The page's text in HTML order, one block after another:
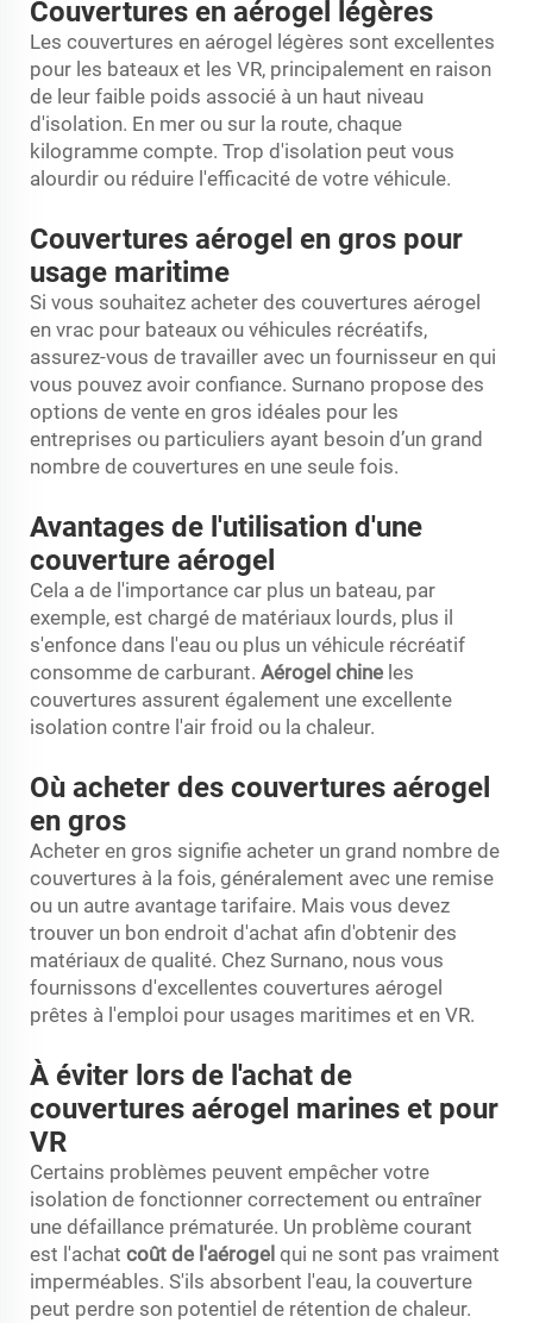
Couvertures en aérogel légères
Les couvertures en aérogel légères sont excellentes
pour les bateaux et les VR, principalement en raison
de leur faible poids associé à un haut niveau
d'isolation. En mer ou sur la route, chaque
kilogramme compte. Trop d'isolation peut vous
alourdir ou réduire l'efficacité de votre véhicule.
Couvertures aérogel en gros pour
usage maritime
Si vous souhaitez acheter des couvertures aérogel
en vrac pour bateaux ou véhicules récréatifs,
assurez-vous de travailler avec un fournisseur en qui
vous pouvez avoir confiance. Surnano propose des
options de vente en gros idéales pour les
entreprises ou particuliers ayant besoin d’un grand
nombre de couvertures en une seule fois.
Avantages de l'utilisation d'une
couverture aérogel
Cela a de l'importance car plus un bateau, par
exemple, est chargé de matériaux lourds, plus il
s'enfonce dans l'eau ou plus un véhicule récréatif
consomme de carburant. Aérogel chine les
couvertures assurent également une excellente
isolation contre l'air froid ou la chaleur.
Où acheter des couvertures aérogel
en gros
Acheter en gros signifie acheter un grand nombre de
couvertures à la fois, généralement avec une remise
ou un autre avantage tarifaire. Mais vous devez
trouver un bon endroit d'achat afin d'obtenir des
matériaux de qualité. Chez Surnano, nous vous
fournissons d'excellentes couvertures aérogel
prêtes à l'emploi pour usages maritimes et en VR.
À éviter lors de l'achat de
couvertures aérogel marines et pour
VR
Certains problèmes peuvent empêcher votre
isolation de fonctionner correctement ou entraîner
une défaillance prématurée. Un problème courant
est l'achat coût de l'aérogel qui ne sont pas vraiment
imperméables. S'ils absorbent l'eau, la couverture
peut perdre son potentiel de rétention de chaleur.